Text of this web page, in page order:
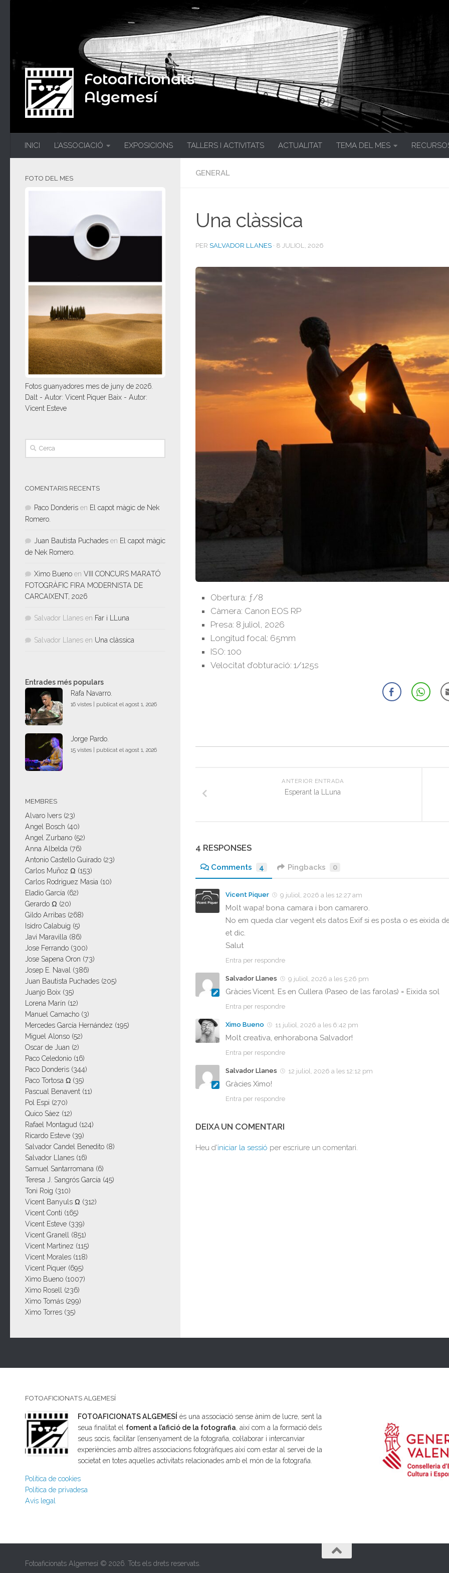
Fotoaficionats
Algemesí
INICI L’ASSOCIACIÓ EXPOSICIONS TALLERS I ACTIVITATS ACTUALITAT TEMA DEL MES
GENERAL
Una clàssica
PER SALVADOR LLANES · 8 JULIOL, 2026
Obertura: ƒ/8
Càmera: Canon EOS RP
Presa: 8 juliol, 2026
Longitud focal: 65mm
ISO: 100
Velocitat d’obturació: 1/125s
ANTERIOR ENTRADA
Esperant la LLuna
4 RESPONSES
Comments 4 Pingbacks 0
Vicent Piquer 9 juliol, 2026 a les 12:27 am
Molt wapa! bona camara i bon camarero.
No em queda clar vegent els datos Exif si es posta o es eixida
et dic.
Salut
Entra per respondre
Salvador Llanes 9 juliol, 2026 a les 5:26 pm
Gràcies Vicent. Es en Cullera (Paseo de las farolas) = Eixida sol
Entra per respondre
Ximo Bueno 11 juliol, 2026 a les 6:42 pm
Molt creativa, enhorabona Salvador!
Entra per respondre
Salvador Llanes 12 juliol, 2026 a les 12:12 pm
Gràcies Ximo!
Entra per respondre
DEIXA UN COMENTARI
Heu d'iniciar la sessió per escriure un comentari.
FOTO DEL MES
Fotos guanyadores mes de juny de 2026.
Dalt - Autor: Vicent Piquer Baix - Autor:
Vicent Esteve
COMENTARIS RECENTS
Paco Donderis en El capot màgic de Nek
Romero.
Juan Bautista Puchades en El capot màgic
de Nek Romero.
Ximo Bueno en VIII CONCURS MARATÓ
FOTOGRÀFIC FIRA MODERNISTA DE
CARCAIXENT, 2026
Salvador Llanes en Far i LLuna
Salvador Llanes en Una clàssica
Entrades més populars
Rafa Navarro.
16 vistes publicat el agost 1, 2026
Jorge Pardo.
15 vistes publicat el agost 1, 2026
MEMBRES
Alvaro Ivers (23)
Angel Bosch (40)
Angel Zurbano (52)
Anna Albelda (76)
Antonio Castello Guirado (23)
Carlos Muñoz Ω (153)
Carlos Rodriguez Masia (10)
Eladio García (62)
Gerardo Ω (20)
Gildo Arribas (268)
Isidro Calabuig (5)
Javi Maravilla (86)
Jose Ferrando (300)
Jose Sapena Oron (73)
Josep E. Naval (386)
Juan Bautista Puchades (205)
Juanjo Boix (35)
Lorena Marín (12)
Manuel Camacho (3)
Mercedes García Hernández (195)
Miguel Alonso (52)
Oscar de Juan (2)
Paco Celedonio (16)
Paco Donderis (344)
Paco Tortosa Ω (35)
Pascual Benavent (11)
Pol Espi (270)
Quico Sáez (12)
Rafael Montagud (124)
Ricardo Esteve (39)
Salvador Candel Benedito (8)
Salvador Llanes (16)
Samuel Santarromana (6)
Teresa J. Sangrós García (45)
Toni Roig (310)
Vicent Banyuls Ω (312)
Vicent Conti (165)
Vicent Esteve (339)
Vicent Granell (851)
Vicent Martinez (115)
Vicent Morales (118)
Vicent Piquer (695)
Ximo Bueno (1007)
Ximo Rosell (236)
Ximo Tomás (299)
Ximo Torres (35)
FOTOAFICIONATS ALGEMESÍ
FOTOAFICIONATS ALGEMESÍ és una associació sense ànim de lucre, sent la
seua finalitat el foment a l’afició de la fotografia, així com a la formació dels
seus socis, facilitar l’ensenyament de la fotografia, col·laborar i intercanviar
experiències amb altres associacions fotogràfiques així com estar al servei de la
societat en totes aquelles activitats relacionades amb el món de la fotografia.
Política de cookies
Política de privadesa
Avís legal
Fotoaficionats Algemesí © 2026. Tots els drets reservats.